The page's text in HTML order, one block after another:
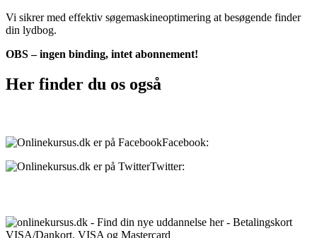
Vi sikrer med effektiv søgemaskineoptimering at besøgende finder
din lydbog.
OBS – ingen binding, intet abonnement!
Her finder du os også
Facebook:
Twitter: